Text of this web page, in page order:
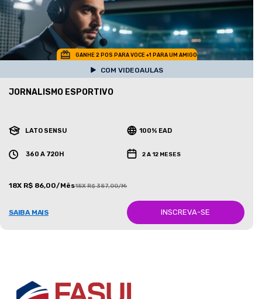
GANHE 2 POS PARA VOCE +1 PARA UM AMIGO
COM VIDEOAULAS
JORNALISMO ESPORTIVO
LATO SENSU 100% EAD
360 A 720H 2 A 12 MESES
18X R$ 86,00/Mês18X R$ 387,00/Mês
SAIBA MAIS INSCREVA-SE